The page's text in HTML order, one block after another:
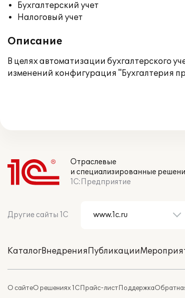
Бухгалтерский учет
Налоговый учет
Описание
В целях автоматизации
изменений конфигурация "Бухгалтерия
Отраслевые
и специализированные
1С:Предприятие
Другие сайты 1С
КаталогВнедренияПубликации
О сайтеО решениях 1СПрайс-листПоддержка